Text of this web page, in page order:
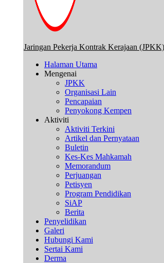
Jaringan Pekerja Kontrak Kerajaan (JPKK)
Halaman Utama
Mengenai
JPKK
Organisasi Lain
Pencapaian
Penyokong Kempen
Aktiviti
Aktiviti Terkini
Artikel dan Pernyataan
Buletin
Kes-Kes Mahkamah
Memorandum
Perjuangan
Petisyen
Program Pendidikan
SiAP
Berita
Penyelidikan
Galeri
Hubungi Kami
Sertai Kami
Derma